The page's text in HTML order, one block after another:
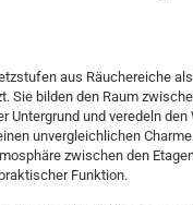
aus Räuchereiche
Sie bilden den Raum
und veredeln
unvergleichlichen
zwischen den
Funktion.